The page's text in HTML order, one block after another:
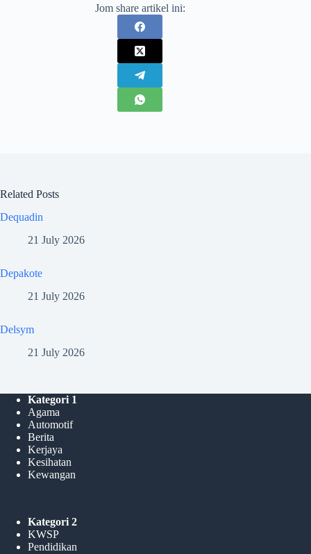
Jom share artikel ini:
Related Posts
Dequadin
21 July 2026
Depakote
21 July 2026
Delsym
21 July 2026
Kategori 1
Agama
Automotif
Berita
Kerjaya
Kesihatan
Kewangan
Kategori 2
KWSP
Pendidikan